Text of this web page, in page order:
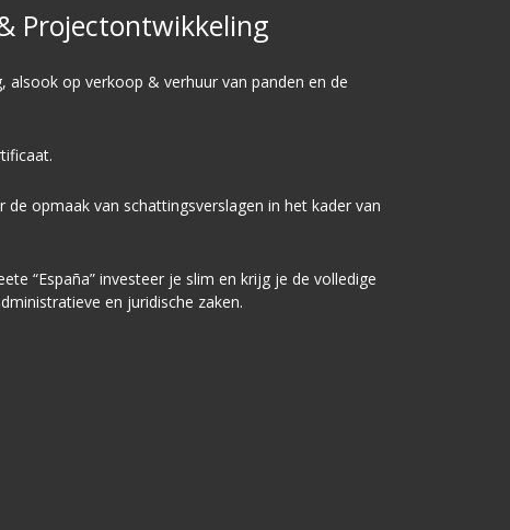
Projectontwikkeling
, alsook op verkoop & verhuur van panden en de
opmaak van schattingsverslagen in het kader van
“España” investeer je slim en krijg je de volledige
en juridische zaken.